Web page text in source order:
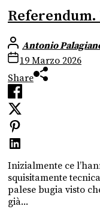
Antonio
19 Marzo 2026
Share
Inizialmente ce
squisitamente
palese bugia visto
già...